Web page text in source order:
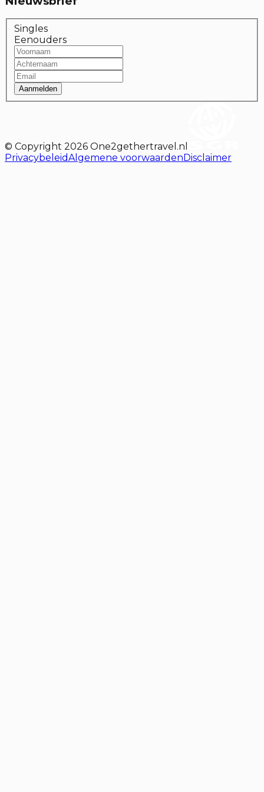
Singles
Eenouders
Aanmelden
© Copyright 2026 One2gethertravel.nl
PrivacybeleidAlgemene voorwaardenDisclaimer